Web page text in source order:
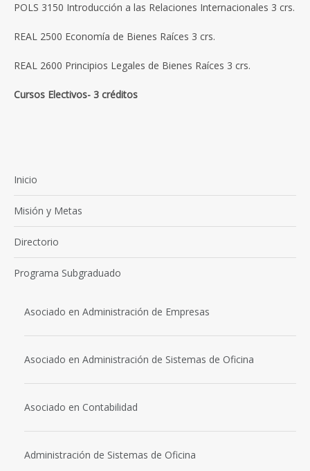
POLS 3150 Introducción a las Relaciones Internacionales 3 crs.
REAL 2500 Economía de Bienes Raíces 3 crs.
REAL 2600 Principios Legales de Bienes Raíces 3 crs.
Cursos Electivos- 3 créditos
Inicio
Misión y Metas
Directorio
Programa Subgraduado
Asociado en Administración de Empresas
Asociado en Administración de Sistemas de Oficina
Asociado en Contabilidad
Administración de Sistemas de Oficina